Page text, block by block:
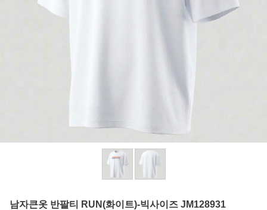
남자큰옷 반팔티 RUN(화이트)-빅사이즈 JM128931